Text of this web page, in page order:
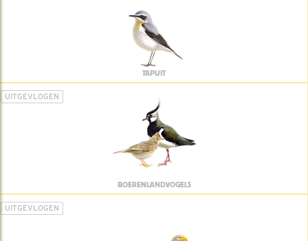
TAPUIT
UITGEVLOGEN
BOERENLANDVOGELS
UITGEVLOGEN